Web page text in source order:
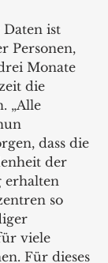
ist
Personen,
Monate
die
„Alle
dass die
der
erhalten
so
viele
Für dieses